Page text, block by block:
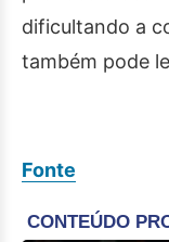
dificultando a
também pode
Fonte